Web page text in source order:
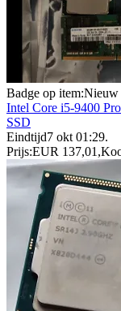
Badge op item:Nieuw
Intel Core i5-9400
SSD
Eindtijd7 okt 01:29.
Prijs:EUR 137,01 ,